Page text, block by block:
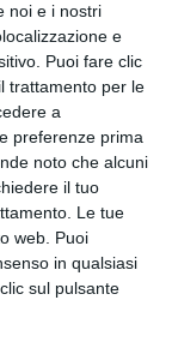
noi e i nostri
e
Puoi fare clic
trattamento per le
a
preferenze prima
noto che alcuni
il tuo
Le tue
web. Puoi
in qualsiasi
sul pulsante
...
DI